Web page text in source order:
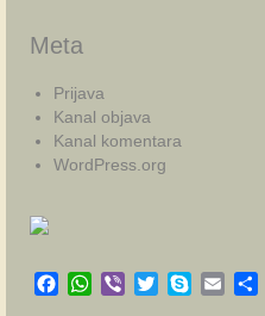
Meta
Prijava
Kanal objava
Kanal komentara
WordPress.org
Facebook
WhatsApp
Viber TwitterSkypeEmail